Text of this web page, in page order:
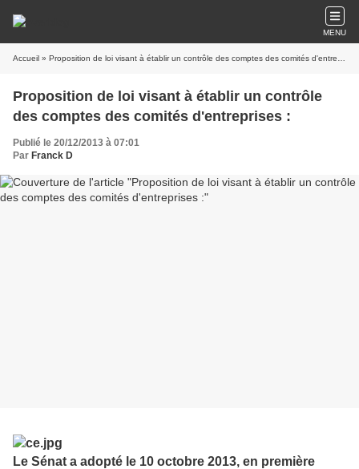
MENU
Accueil » Proposition de loi visant à établir un contrôle des comptes des comités d'entreprises :
Proposition de loi visant à établir un contrôle
des comptes des comités d'entreprises :
Publié le 20/12/2013 à 07:01
Par Franck D
Le Sénat a adopté le 10 octobre 2013, en première